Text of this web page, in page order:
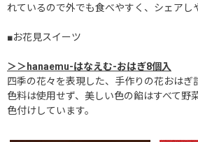
れているので外でも食べやすく、シェアし
■お花見スイーツ
＞＞hanaemu-はなえむ-おはぎ8個入
四季の花々を表現した、手作りの花おはぎ
色料は使用せず、美しい色の餡はすべて野
色付けしています。